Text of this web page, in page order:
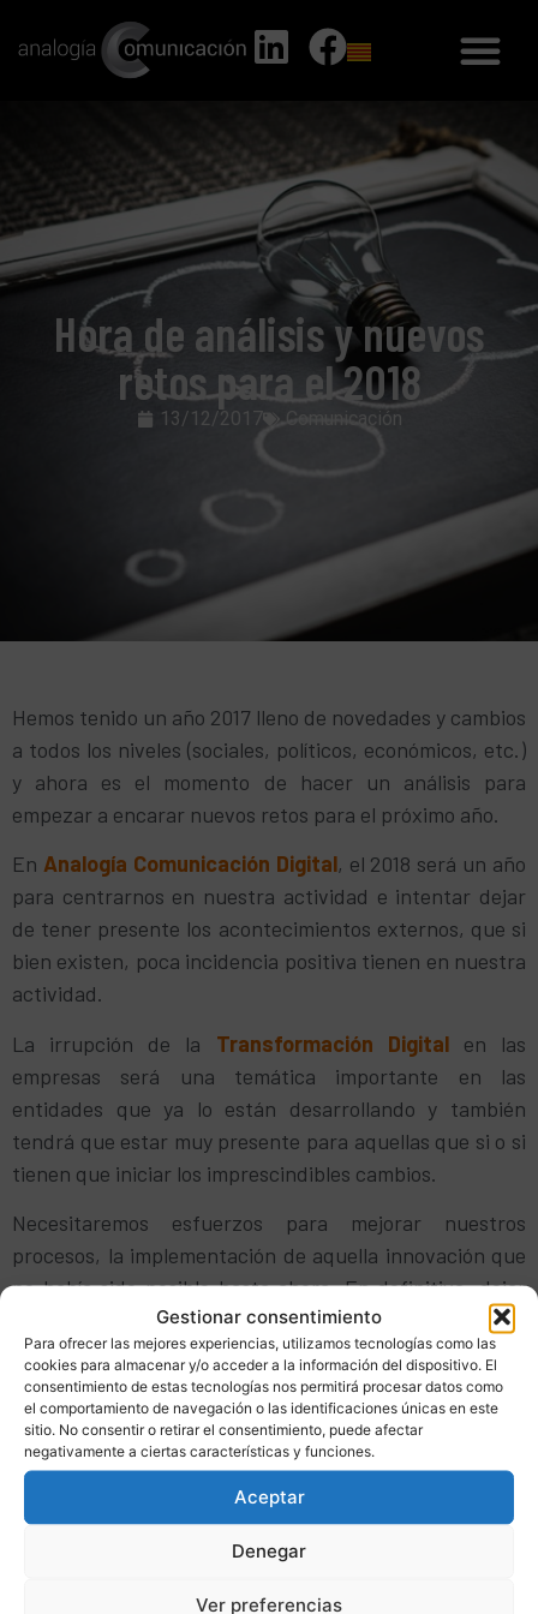
Gestionar consentimiento
Para ofrecer las mejores experiencias, utilizamos tecnologías como las
cookies para almacenar y/o acceder a la información del dispositivo. El
consentimiento de estas tecnologías nos permitirá procesar datos como
el comportamiento de navegación o las identificaciones únicas en este
sitio. No consentir o retirar el consentimiento, puede afectar
negativamente a ciertas características y funciones.
Aceptar
Denegar
Ver preferencias
Hora de análisis y nuevos
retos para el 2018
13/12/2017 Comunicación
Hemos tenido un año 2017 lleno de novedades y cambios
a todos los niveles (sociales, políticos, económicos, etc.)
y ahora es el momento de hacer un análisis para
empezar a encarar nuevos retos para el próximo año.
En Analogía Comunicación Digital, el 2018 será un año
para centrarnos en nuestra actividad e intentar dejar
de tener presente los acontecimientos externos, que si
bien existen, poca incidencia positiva tienen en nuestra
actividad.
La irrupción de la Transformación Digitalen las
empresas será una temática importante en las
entidades que ya lo están desarrollando y también
tendrá que estar muy presente para aquellas que si o si
tienen que iniciar los imprescindibles cambios.
Necesitaremos esfuerzos para mejorar nuestros
procesos, la implementación de aquella innovación que
no había sido posible hasta ahora. En definitiva, dejar
épocas anteriores y abordar el futuro con la máxima
positiva predisposición. Listos para realizar un salto de
calidad.
Al final, esta actitud depende principalmente de
nosotros mismos, el óptimo interés para generar
actividad productiva con el componente de dar valor
añadido.